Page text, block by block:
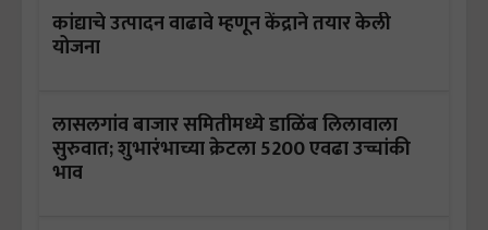
कांद्याचे उत्पादन वाढावे म्हणून केंद्राने तयार केली
योजना
लासलगांव बाजार समितीमध्ये डाळिंब लिलावाला
सुरुवात; शुभारंभाच्या क्रेटला 5200 एवढा उच्चांकी
भाव